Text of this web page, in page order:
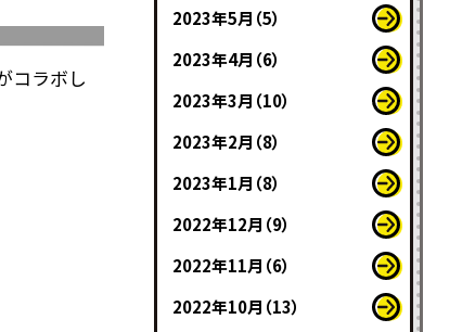
コラボし
2023年5月（5）
2023年4月（6）
2023年3月（10）
2023年2月（8）
2023年1月（8）
2022年12月（9）
2022年11月（6）
2022年10月（13）